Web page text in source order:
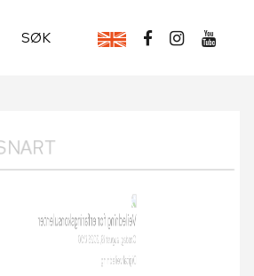
SØK
for erfaringskonsulenter
19, 2026 11:00